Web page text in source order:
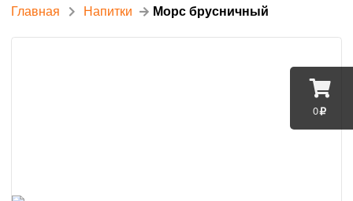
0
Главная Напитки Морс брусничный